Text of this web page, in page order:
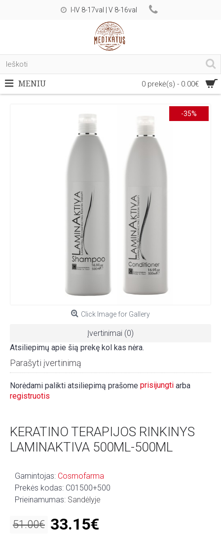
I-IV 8-17val | V 8-16val
0 prekė(s) - 0.00€
MENIU
-35%
Click Image for Gallery
Įvertinimai (0)
Atsiliepimų apie šią prekę kol kas nėra.
Parašyti įvertinimą
Norėdami palikti atsiliepimą prašome prisijungti arba
registruotis
KERATINO TERAPIJOS RINKINYS
LAMINAKTIVA 500ML-500ML
Gamintojas: Cosmofarma
Prekės kodas: C01500+500
Prieinamumas: Sandėlyje
51.00€ 33.15€